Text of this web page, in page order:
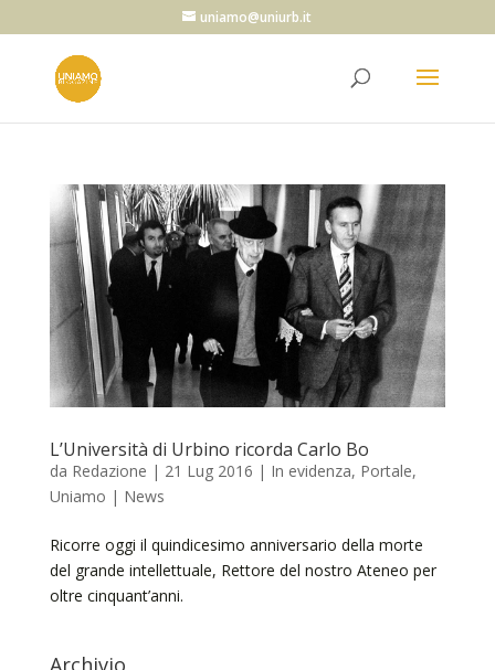
uniamo@uniurb.it
L’Università di Urbino ricorda Carlo Bo
da Redazione | 21 Lug 2016 | In evidenza, Portale,
Uniamo | News
Ricorre oggi il quindicesimo anniversario della morte
del grande intellettuale, Rettore del nostro Ateneo per
oltre cinquant’anni.
Archivio